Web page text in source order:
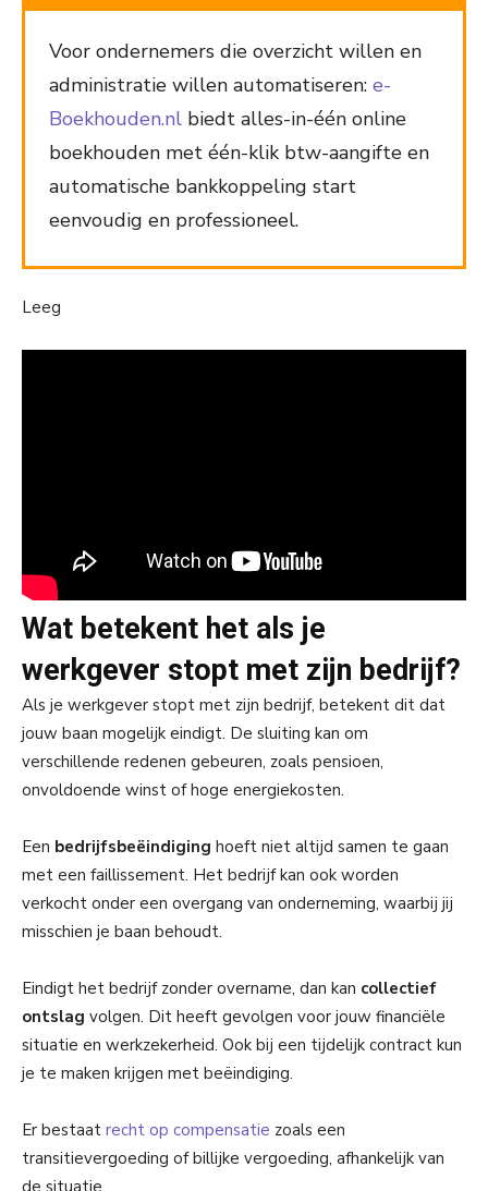
Voor ondernemers die overzicht willen en
administratie willen automatiseren: e-
Boekhouden.nl biedt alles-in-één online
boekhouden met één-klik btw-aangifte en
automatische bankkoppeling start
eenvoudig en professioneel.
Leeg
Wat betekent het als je
werkgever stopt met zijn bedrijf?
Als je werkgever stopt met zijn bedrijf, betekent dit dat
jouw baan mogelijk eindigt. De sluiting kan om
verschillende redenen gebeuren, zoals pensioen,
onvoldoende winst of hoge energiekosten.
Een bedrijfsbeëindiging hoeft niet altijd samen te gaan
met een faillissement. Het bedrijf kan ook worden
verkocht onder een overgang van onderneming, waarbij jij
misschien je baan behoudt.
Eindigt het bedrijf zonder overname, dan kan collectief
ontslag volgen. Dit heeft gevolgen voor jouw financiële
situatie en werkzekerheid. Ook bij een tijdelijk contract kun
je te maken krijgen met beëindiging.
Er bestaat recht op compensatie zoals een
transitievergoeding of billijke vergoeding, afhankelijk van